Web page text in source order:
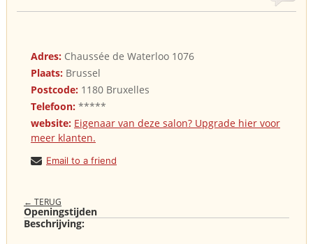
Adres: Chaussée de Waterloo 1076
Plaats: Brussel
Postcode: 1180 Bruxelles
Telefoon: *****
website: Eigenaar van deze salon? Upgrade hier voor
meer klanten.
Email to a friend
← TERUG
Openingstijden
Beschrijving: